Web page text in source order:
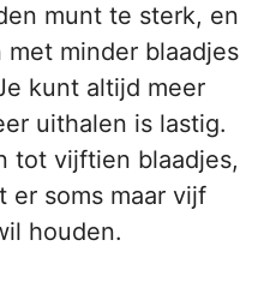
munt te sterk, en
minder blaadjes
kunt altijd meer
uithalen is lastig.
tot vijftien blaadjes,
er soms maar vijf
houden.